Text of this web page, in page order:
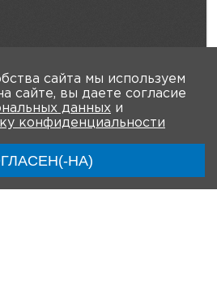
сайта мы используем
сайте, вы даете согласие
данных и
конфиденциальности
НА)